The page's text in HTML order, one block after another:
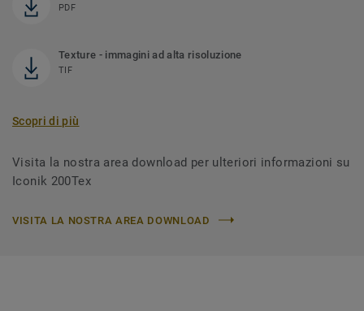
PDF
Texture - immagini ad alta risoluzione
TIF
Scopri di più
Visita la nostra area download per ulteriori informazioni su
Iconik 200Tex
VISITA LA NOSTRA AREA DOWNLOAD